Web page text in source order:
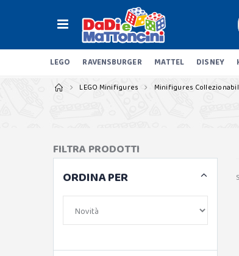
LEGO RAVENSBURGER MATTEL DISNEY
LEGO Minifigures Minifigures
FILTRA PRODOTTI
ORDINA PER